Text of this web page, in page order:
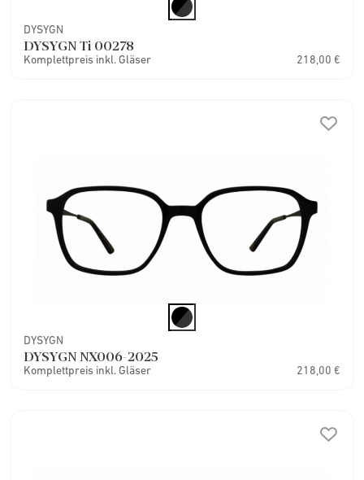
DYSYGN
DYSYGN Ti 00278
Komplettpreis inkl. Gläser 218,00 €
DYSYGN
DYSYGN NX006-2025
Komplettpreis inkl. Gläser 218,00 €